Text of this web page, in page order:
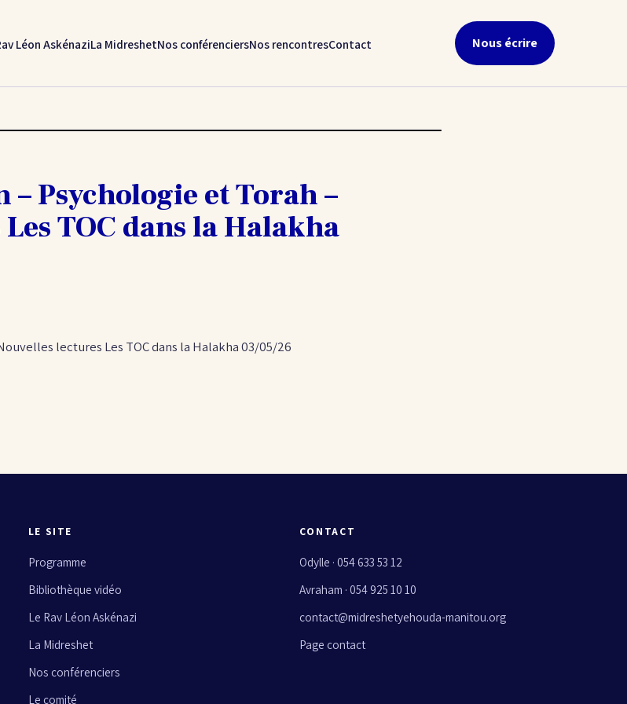
Léon AskénaziLa MidreshetNos conférenciersNos rencontresContact Nous écrire
– Psychologie et Torah –
TOC dans la Halakha
lectures Les TOC dans la Halakha 03/05/26
LE SITE
Programme
Bibliothèque vidéo
Le Rav Léon Askénazi
La Midreshet
Nos conférenciers
Le comité
CONTACT
Odylle · 054 633 53 12
Avraham · 054 925 10 10
contact@midreshetyehouda-manitou.org
Page contact